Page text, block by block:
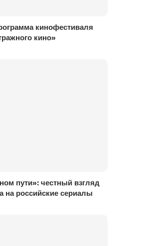
кинофестиваля
кино»
пути»: честный взгляд
на российские сериалы